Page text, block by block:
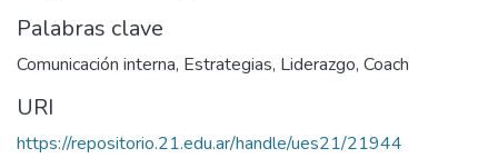
Palabras clave
Comunicación interna, Estrategias, Liderazgo, Coach
URI
https://repositorio.21.edu.ar/handle/ues21/21944